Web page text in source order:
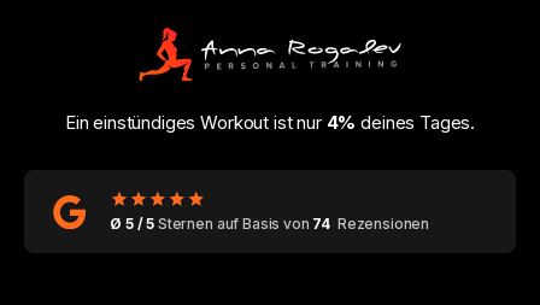
Ein einstündiges Workout ist nur 4% deines Tages.
Ø 5 / 5 Sternen auf Basis von 74 Rezensionen